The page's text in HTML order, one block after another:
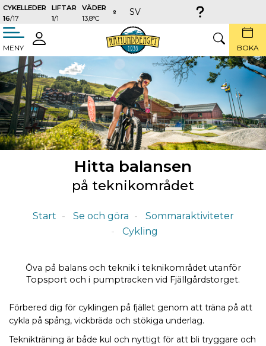
CYKELLEDER
16/17
LIFTAR
1/1
VÄDER
13,8°C
SV
MENY
LOGGA
IN
SÖK BOKA
Hitta balansen
på teknikområdet
Start Se och göra
Sommaraktiviteter
Cykling
Öva på balans och teknik i teknikområdet utanför
Topsport och i pumptracken vid Fjällgårdstorget.
Förbered dig för cyklingen på fjället genom att träna på att
cykla på spång, vickbräda och stökiga underlag.
Teknikträning är både kul och nyttigt för att bli tryggare och